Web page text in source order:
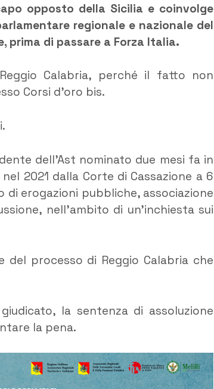
opposto della Sicilia e coinvolge
regionale e nazionale del
prima di passare a Forza Italia.
Calabria, perché il fatto non
Corsi d’oro bis.
dell’Ast nominato due mesi fa in
2021 dalla Corte di Cassazione a 6
erogazioni pubbliche, associazione
nell’ambito di un’inchiesta sui
processo di Reggio Calabria che
la sentenza di assoluzione
la pena.